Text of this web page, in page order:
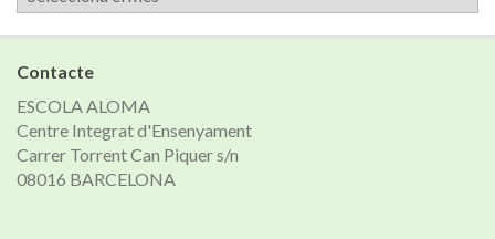
de
notícies
Contacte
ESCOLA ALOMA
Centre Integrat d'Ensenyament
Carrer Torrent Can Piquer s/n
08016 BARCELONA